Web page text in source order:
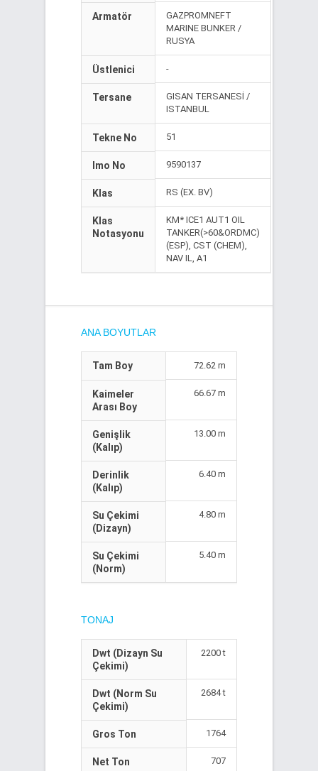
Armatör
GAZPROMNEFT
MARINE BUNKER /
RUSYA
Üstlenici -
Tersane
GISAN TERSANESİ /
ISTANBUL
Tekne No 51
Imo No 9590137
Klas RS (EX. BV)
Klas
Notasyonu
KM* ICE1 AUT1 OIL
TANKER(>60&ORDMC)
(ESP), CST (CHEM),
NAV IL, A1
ANA BOYUTLAR
Tam Boy 72.62 m
Kaimeler
Arası Boy
66.67 m
Genişlik
(Kalıp)
13.00 m
Derinlik
(Kalıp)
6.40 m
Su Çekimi
(Dizayn)
4.80 m
Su Çekimi
(Norm)
5.40 m
TONAJ
Dwt (Dizayn Su
Çekimi)
2200 t
Dwt (Norm Su
Çekimi)
2684 t
Gros Ton 1764
Net Ton 707